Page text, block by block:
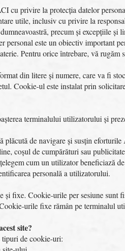
cu privire la protecția datelor
utile, inclusiv cu privire la
precum și excepțiile și
personal este un obiectiv important
Pentru orice întrebare, vă rugăm
din litere și numere, care va fi
Cookie-ul este instalat prin
terminalului utilizatorului și
de navigare și susțin
coșul de cumpărături sau
cum un utilizator beneficiază
personală a utilizatorului.
fixe. Cookie-urile per sesiune sunt
urile fixe rămân pe terminalul
site?
tipuri de cookie-uri: